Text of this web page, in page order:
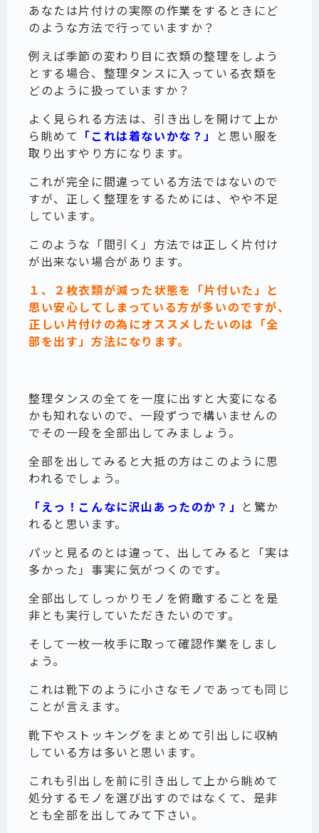
あなたは片付けの実際の作業をするときにど
のような方法で行っていますか？
例えば季節の変わり目に衣類の整理をしよう
とする場合、整理タンスに入っている衣類を
どのように扱っていますか？
よく見られる方法は、引き出しを開けて上か
ら眺めて 「これは着ないかな？」
と思い服を
取り出すやり方になります。
これが完全に間違っている方法ではないので
すが、正しく整理をするためには、やや不足
しています。
このような「間引く」方法では正しく片付け
が出来ない場合があります。
１、２枚衣類が減った状態を「片付いた」と
思い安心してしまっている方が多いのですが、
正しい片付けの為にオススメしたいのは「全
部を出す」方法になります。
整理タンスの全てを一度に出すと大変になる
かも知れないので、一段ずつで構いませんの
でその一段を全部出してみましょう。
全部を出してみると大抵の方はこのように思
われるでしょう。
「えっ！こんなに沢山あったのか？」 と驚か
れると思います。
パッと見るのとは違って、出してみると「実は
多かった」事実に気がつくのです。
全部出してしっかりモノを俯瞰することを是
非とも実行していただきたいのです。
そして一枚一枚手に取って確認作業をしまし
ょう。
これは靴下のように小さなモノであっても同じ
ことが言えます。
靴下やストッキングをまとめて引出しに収納
している方は多いと思います。
これも引出しを前に引き出して上から眺めて
処分するモノを選び出すのではなくて、是非
とも全部を出してみて下さい。